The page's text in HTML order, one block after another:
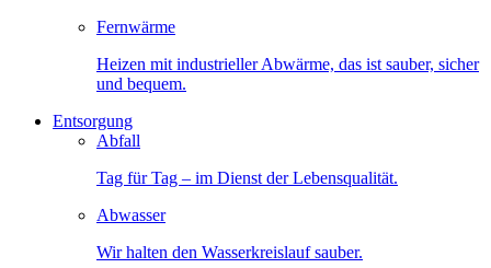
Fernwärme
Heizen mit industrieller Abwärme, das ist sauber, sicher
und bequem.
Entsorgung
Abfall
Tag für Tag – im Dienst der Lebensqualität.
Abwasser
Wir halten den Wasserkreislauf sauber.